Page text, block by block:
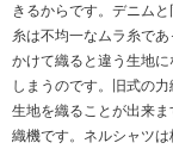
きるからです。デニム
糸は不均一なムラ糸で
かけて織ると違う生地
しまうのです。旧式の
生地を織ることが出来
織機です。ネルシャツ